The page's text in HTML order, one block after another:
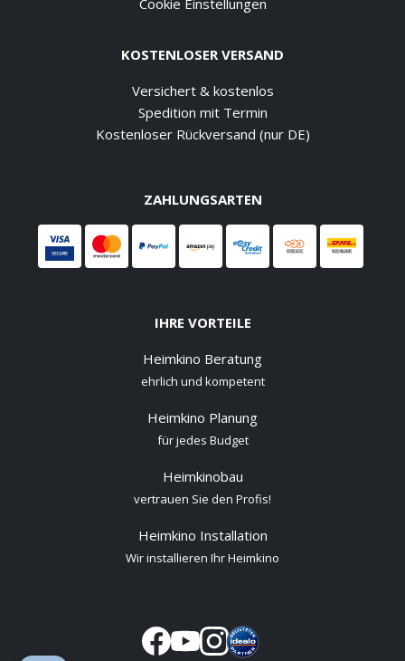
KOSTENLOSER VERSAND
Versichert & kostenlos
Spedition mit Termin
Kostenloser Rückversand (nur DE)
ZAHLUNGSARTEN
IHRE VORTEILE
Heimkino Beratung
ehrlich und kompetent
Heimkino Planung
für jedes Budget
Heimkinobau
vertrauen Sie den Profis!
Heimkino Installation
Wir installieren Ihr Heimkino